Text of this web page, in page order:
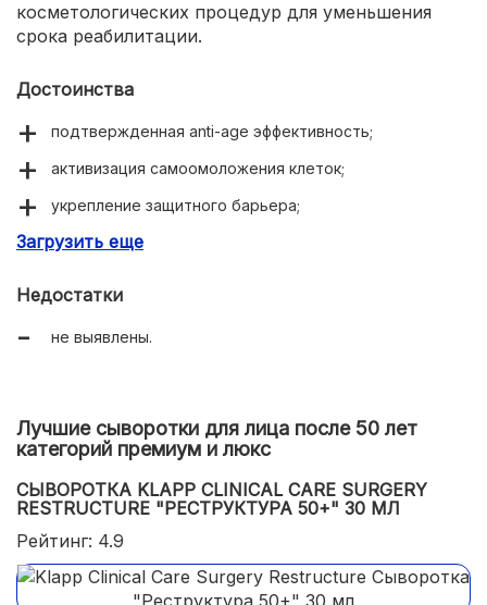
косметологических процедур для уменьшения
срока реабилитации.
Достоинства
подтвержденная anti-age эффективность;
активизация самоомоложения клеток;
укрепление защитного барьера;
уменьшение глубоких возрастных морщин.
Загрузить еще
Недостатки
не выявлены.
Лучшие сыворотки для лица после 50 лет
категорий премиум и люкс
СЫВОРОТКА KLAPP CLINICAL CARE SURGERY
RESTRUCTURE "РЕСТРУКТУРА 50+" 30 МЛ
Рейтинг: 4.9